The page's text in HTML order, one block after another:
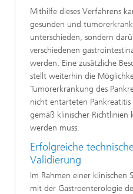
Mithilfe dieses Verfahrens
gesunden und
unterschieden, sondern
verschiedenen
werden. Eine zusätzliche
stellt weiterhin die
Tumorerkrankung des
nicht entarteten
gemäß klinischer
werden muss.
Erfolgreiche
Validierung
Im Rahmen einer klinischen
mit der Gastroenterologie